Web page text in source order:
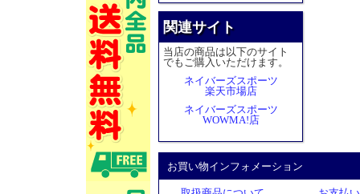
関連サイト
当店の商品は以下のサイト
でもご購入いただけます。
ネイバーズスポーツ
楽天市場店
ネイバーズスポーツ
WOWMA!店
お買い物インフォメーション